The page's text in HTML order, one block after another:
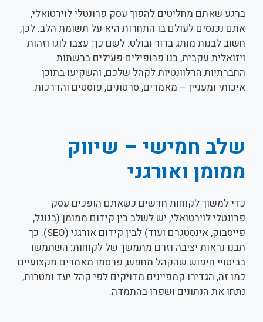
ברגע שאתם מחליטים להפוך עסק פרונטלי לוירטואלי,
אתם נכנסים לעולם בו התחרות היא על תשומת הלב. לכן,
חשוב לבנות מותג ברור ובולט. לשם כך: עצבו לוגו וזהות
ויזואלית עקבית, בנו פרופילים פעילים ברשתות
החברתיות הרלוונטיות לקהל שלכם, והשקיעו בתוכן
איכותי ומעניין – מאמרים, סרטונים, פוסטים והדרכות.
שלב חמישי – שיווק
ממומן ואורגני
כדי למשוך לקוחות חדשים כשאתם הופכים עסק
פרונטלי לוירטואלי, יש לשלב בין קידום ממומן (בגוגל,
פייסבוק, אינסטגרם ועוד) לבין קידום אורגני (SEO). כך
תבנו נראות יציבה וזרם מתמשך של לקוחות: השתמשו
בביטויי חיפוש שהקהל מחפש, פרסמו מאמרים מקצועיים
כמו זה, הגדירו קמפיינים מדויקים לפי קהל יעד ומטרות,
נתחו את הנתונים ושפרו בהתמדה.